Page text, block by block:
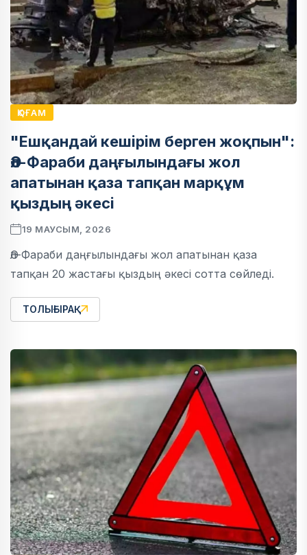
ҚОҒАМ
"Ешқандай кешірім берген жоқпын":
Әл-Фараби даңғылындағы жол
апатынан қаза тапқан марқұм
қыздың әкесі
19 МАУСЫМ, 2026
Әл-Фараби даңғылындағы жол апатынан қаза
тапқан 20 жастағы қыздың әкесі сотта сөйледі.
ТОЛЫҒЫРАҚ